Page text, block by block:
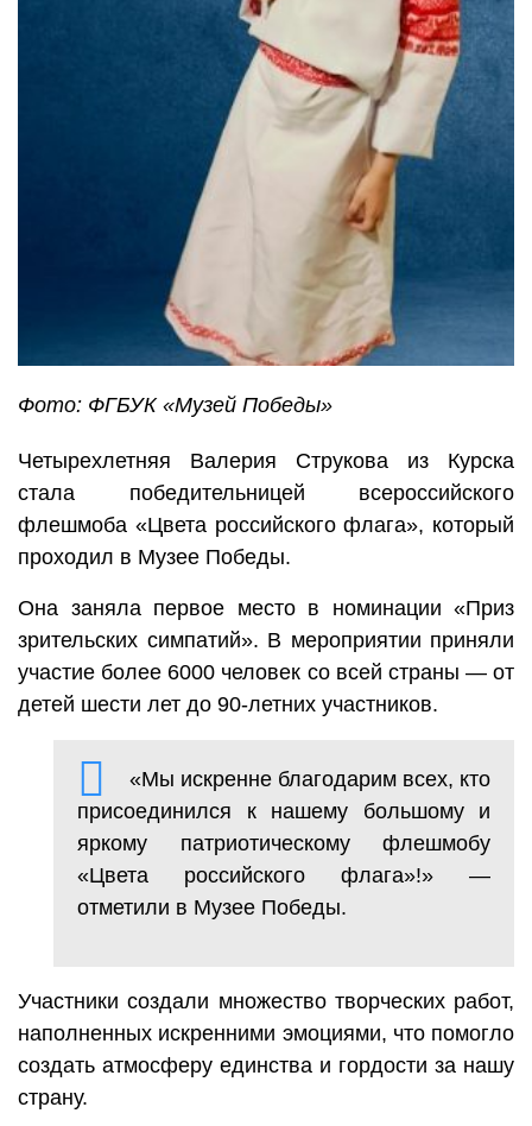
Фото: ФГБУК «Музей Победы»
Четырехлетняя Валерия Струкова из Курска
стала победительницей всероссийского
флешмоба «Цвета российского флага», который
проходил в Музее Победы.
Она заняла первое место в номинации «Приз
зрительских симпатий». В мероприятии приняли
участие более 6000 человек со всей страны — от
детей шести лет до 90-летних участников.
«Мы искренне благодарим всех, кто
присоединился к нашему большому и
яркому патриотическому флешмобу
«Цвета российского флага»!» —
отметили в Музее Победы.
Участники создали множество творческих работ,
наполненных искренними эмоциями, что помогло
создать атмосферу единства и гордости за нашу
страну.